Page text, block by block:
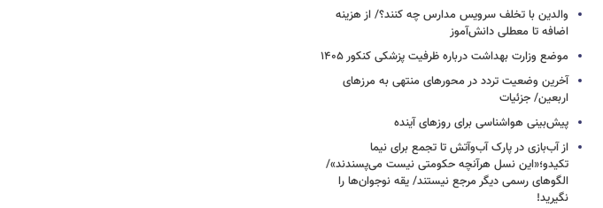
والدین با تخلف سرویس مدارس چه کنند؟/ از هزینه
اضافه تا معطلی دانش‌آموز
موضع وزارت بهداشت درباره ظرفیت پزشکی کنکور ۱۴۰۵
آخرین وضعیت تردد در محورهای منتهی به مرزهای
اربعین/ جزئیات
پیش‌بینی هواشناسی برای روزهای آینده
از آب‌بازی در پارک آب‌وآتش تا تجمع برای نیما
تکیدو؛«این نسل هرآنچه حکومتی نیست می‌پسندند»/
الگوهای رسمی دیگر مرجع نیستند/ یقه نوجوان‌ها را
نگیرید!